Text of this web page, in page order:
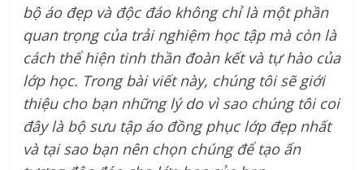
bộ áo đẹp và độc đáo không chỉ là một phần
quan trọng của trải nghiệm học tập mà còn là
cách thể hiện tinh thần đoàn kết và tự hào của
lớp học. Trong bài viết này, chúng tôi sẽ giới
thiệu cho bạn những lý do vì sao chúng tôi coi
đây là bộ sưu tập áo đồng phục lớp đẹp nhất
và tại sao bạn nên chọn chúng để tạo ấn